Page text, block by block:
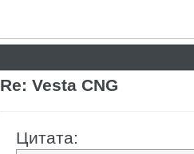
Re: Vesta CNG
Цитата: